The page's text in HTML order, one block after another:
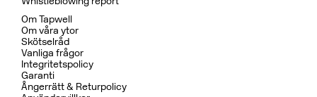
Badkarsblandare
BOX026 Mattsvart
CR MB LU
Pris 15995 kr